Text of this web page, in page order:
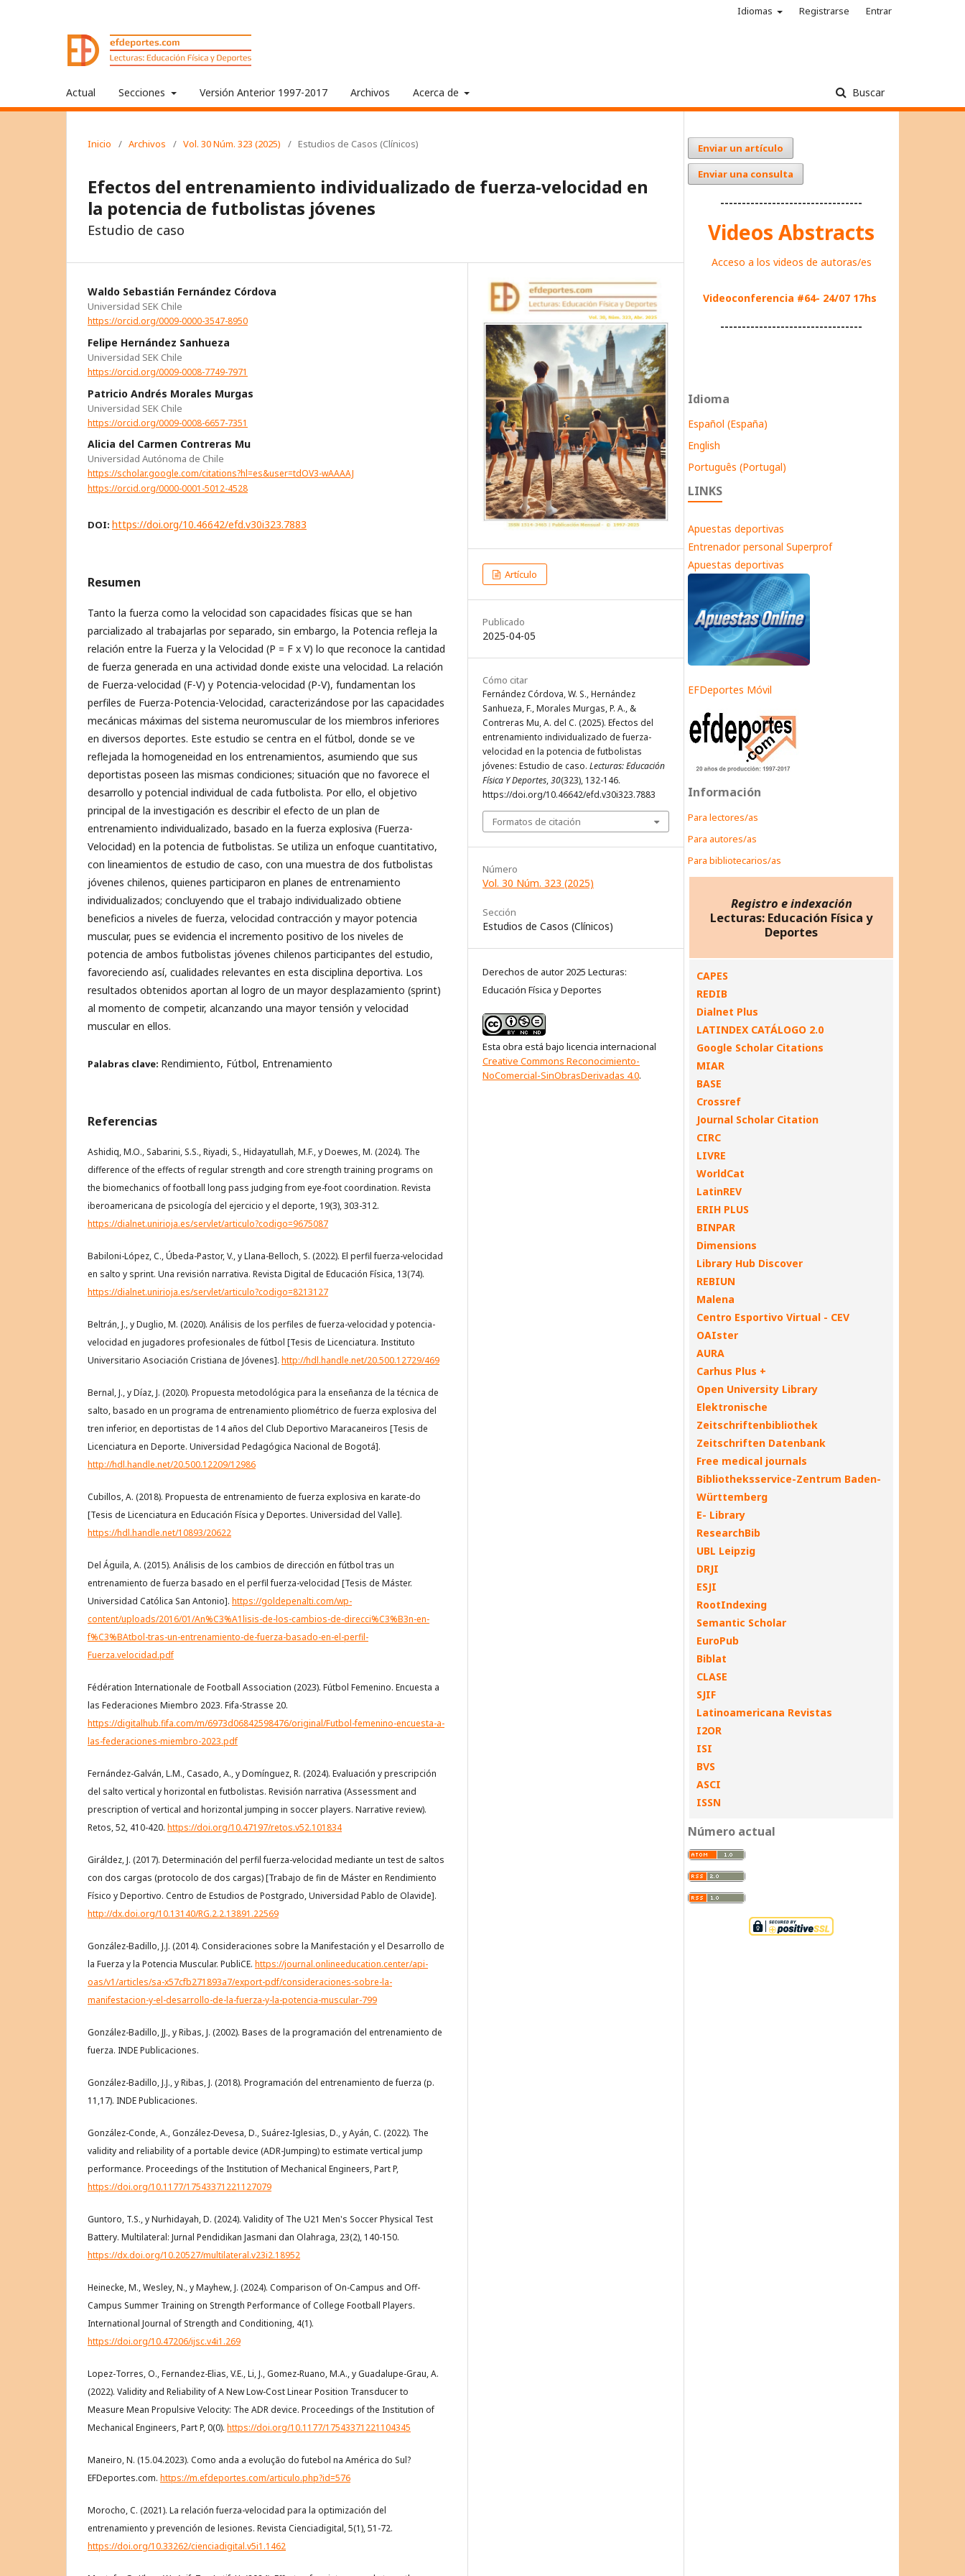
Actual Secciones Versión Anterior 1997-2017 Archivos Acerca de Buscar
Idiomas Registrarse Entrar
Inicio / Archivos / Vol. 30 Núm. 323 (2025) / Estudios de Casos (Clínicos)
Efectos del entrenamiento individualizado de fuerza-velocidad en
la potencia de futbolistas jóvenes
Estudio de caso
Waldo Sebastián Fernández Córdova
Universidad SEK Chile
https://orcid.org/0009-0000-3547-8950
Felipe Hernández Sanhueza
Universidad SEK Chile
https://orcid.org/0009-0008-7749-7971
Patricio Andrés Morales Murgas
Universidad SEK Chile
https://orcid.org/0009-0008-6657-7351
Alicia del Carmen Contreras Mu
Universidad Autónoma de Chile
https://scholar.google.com/citations?hl=es&user=tdOV3-wAAAAJ
https://orcid.org/0000-0001-5012-4528
DOI: https://doi.org/10.46642/efd.v30i323.7883
Resumen
Tanto la fuerza como la velocidad son capacidades físicas que se han
parcializado al trabajarlas por separado, sin embargo, la Potencia refleja la
relación entre la Fuerza y la Velocidad (P = F x V) lo que reconoce la cantidad
de fuerza generada en una actividad donde existe una velocidad. La relación
de Fuerza-velocidad (F-V) y Potencia-velocidad (P-V), fundamentan los
perfiles de Fuerza-Potencia-Velocidad, caracterizándose por las capacidades
mecánicas máximas del sistema neuromuscular de los miembros inferiores
en diversos deportes. Este estudio se centra en el fútbol, donde se ve
reflejada la homogeneidad en los entrenamientos, asumiendo que sus
deportistas poseen las mismas condiciones; situación que no favorece el
desarrollo y potencial individual de cada futbolista. Por ello, el objetivo
principal de la investigación es describir el efecto de un plan de
entrenamiento individualizado, basado en la fuerza explosiva (Fuerza-
Velocidad) en la potencia de futbolistas. Se utiliza un enfoque cuantitativo,
con lineamientos de estudio de caso, con una muestra de dos futbolistas
jóvenes chilenos, quienes participaron en planes de entrenamiento
individualizados; concluyendo que el trabajo individualizado obtiene
beneficios a niveles de fuerza, velocidad contracción y mayor potencia
muscular, pues se evidencia el incremento positivo de los niveles de
potencia de ambos futbolistas jóvenes chilenos participantes del estudio,
favoreciendo así, cualidades relevantes en esta disciplina deportiva. Los
resultados obtenidos aportan al logro de un mayor desplazamiento (sprint)
al momento de competir, alcanzando una mayor tensión y velocidad
muscular en ellos.
Palabras clave: Rendimiento, Fútbol, Entrenamiento
Referencias
Ashidiq, M.O., Sabarini, S.S., Riyadi, S., Hidayatullah, M.F., y Doewes, M. (2024). The
difference of the effects of regular strength and core strength training programs on
the biomechanics of football long pass judging from eye-foot coordination. Revista
iberoamericana de psicología del ejercicio y el deporte, 19(3), 303-312.
https://dialnet.unirioja.es/servlet/articulo?codigo=9675087
Babiloni-López, C., Úbeda-Pastor, V., y Llana-Belloch, S. (2022). El perfil fuerza-velocidad
en salto y sprint. Una revisión narrativa. Revista Digital de Educación Física, 13(74).
https://dialnet.unirioja.es/servlet/articulo?codigo=8213127
Beltrán, J., y Duglio, M. (2020). Análisis de los perfiles de fuerza-velocidad y potencia-
velocidad en jugadores profesionales de fútbol [Tesis de Licenciatura. Instituto
Universitario Asociación Cristiana de Jóvenes]. http://hdl.handle.net/20.500.12729/469
Bernal, J., y Díaz, J. (2020). Propuesta metodológica para la enseñanza de la técnica de
salto, basado en un programa de entrenamiento pliométrico de fuerza explosiva del
tren inferior, en deportistas de 14 años del Club Deportivo Maracaneiros [Tesis de
Licenciatura en Deporte. Universidad Pedagógica Nacional de Bogotá].
http://hdl.handle.net/20.500.12209/12986
Cubillos, A. (2018). Propuesta de entrenamiento de fuerza explosiva en karate-do
[Tesis de Licenciatura en Educación Física y Deportes. Universidad del Valle].
https://hdl.handle.net/10893/20622
Del Águila, A. (2015). Análisis de los cambios de dirección en fútbol tras un
entrenamiento de fuerza basado en el perfil fuerza-velocidad [Tesis de Máster.
Universidad Católica San Antonio]. https://goldepenalti.com/wp-
content/uploads/2016/01/An%C3%A1lisis-de-los-cambios-de-direcci%C3%B3n-en-
f%C3%BAtbol-tras-un-entrenamiento-de-fuerza-basado-en-el-perfil-
Fuerza.velocidad.pdf
Fédération Internationale de Football Association (2023). Fútbol Femenino. Encuesta a
las Federaciones Miembro 2023. Fifa-Strasse 20.
https://digitalhub.fifa.com/m/6973d06842598476/original/Futbol-femenino-encuesta-a-
las-federaciones-miembro-2023.pdf
Fernández-Galván, L.M., Casado, A., y Domínguez, R. (2024). Evaluación y prescripción
del salto vertical y horizontal en futbolistas. Revisión narrativa (Assessment and
prescription of vertical and horizontal jumping in soccer players. Narrative review).
Retos, 52, 410-420. https://doi.org/10.47197/retos.v52.101834
Giráldez, J. (2017). Determinación del perfil fuerza-velocidad mediante un test de saltos
con dos cargas (protocolo de dos cargas) [Trabajo de fin de Máster en Rendimiento
Físico y Deportivo. Centro de Estudios de Postgrado, Universidad Pablo de Olavide].
http://dx.doi.org/10.13140/RG.2.2.13891.22569
González-Badillo, J.J. (2014). Consideraciones sobre la Manifestación y el Desarrollo de
la Fuerza y la Potencia Muscular. PubliCE. https://journal.onlineeducation.center/api-
oas/v1/articles/sa-x57cfb271893a7/export-pdf/consideraciones-sobre-la-
manifestacion-y-el-desarrollo-de-la-fuerza-y-la-potencia-muscular-799
González-Badillo, JJ., y Ribas, J. (2002). Bases de la programación del entrenamiento de
fuerza. INDE Publicaciones.
González-Badillo, J.J., y Ribas, J. (2018). Programación del entrenamiento de fuerza (p.
11,17). INDE Publicaciones.
González-Conde, A., González-Devesa, D., Suárez-Iglesias, D., y Ayán, C. (2022). The
validity and reliability of a portable device (ADR-Jumping) to estimate vertical jump
performance. Proceedings of the Institution of Mechanical Engineers, Part P,
https://doi.org/10.1177/17543371221127079
Guntoro, T.S., y Nurhidayah, D. (2024). Validity of The U21 Men's Soccer Physical Test
Battery. Multilateral: Jurnal Pendidikan Jasmani dan Olahraga, 23(2), 140-150.
https://dx.doi.org/10.20527/multilateral.v23i2.18952
Heinecke, M., Wesley, N., y Mayhew, J. (2024). Comparison of On-Campus and Off-
Campus Summer Training on Strength Performance of College Football Players.
International Journal of Strength and Conditioning, 4(1).
https://doi.org/10.47206/ijsc.v4i1.269
Lopez-Torres, O., Fernandez-Elias, V.E., Li, J., Gomez-Ruano, M.A., y Guadalupe-Grau, A.
(2022). Validity and Reliability of A New Low-Cost Linear Position Transducer to
Measure Mean Propulsive Velocity: The ADR device. Proceedings of the Institution of
Mechanical Engineers, Part P, 0(0). https://doi.org/10.1177/17543371221104345
Maneiro, N. (15.04.2023). Como anda a evolução do futebol na América do Sul?
EFDeportes.com. https://m.efdeportes.com/articulo.php?id=576
Morocho, C. (2021). La relación fuerza-velocidad para la optimización del
entrenamiento y prevención de lesiones. Revista Cienciadigital, 5(1), 51-72.
https://doi.org/10.33262/cienciadigital.v5i1.1462
Artículo
Publicado
2025-04-05
Cómo citar
Fernández Córdova, W. S., Hernández
Sanhueza, F., Morales Murgas, P. A., &
Contreras Mu, A. del C. (2025). Efectos del
entrenamiento individualizado de fuerza-
velocidad en la potencia de futbolistas
jóvenes: Estudio de caso. Lecturas: Educación
Física Y Deportes,30(323), 132-146.
https://doi.org/10.46642/efd.v30i323.7883
Formatos de citación
Número
Vol. 30 Núm. 323 (2025)
Sección
Estudios de Casos (Clínicos)
Derechos de autor 2025 Lecturas:
Educación Física y Deportes
Esta obra está bajo licencia internacional
Creative Commons Reconocimiento-
NoComercial-SinObrasDerivadas 4.0.
Enviar un artículo
Enviar una consulta
---------------------------------
Videos Abstracts
Acceso a los videos de autoras/es
Videoconferencia #64- 24/07 17hs
---------------------------------
Idioma
Español (España)
English
Português (Portugal)
LINKS
Apuestas deportivas
Entrenador personal Superprof
Apuestas deportivas
EFDeportes Móvil
Información
Para lectores/as
Para autores/as
Para bibliotecarios/as
Registro e indexación
Lecturas: Educación Física y
Deportes
CAPES
REDIB
Dialnet Plus
LATINDEX CATÁLOGO 2.0
Google Scholar Citations
MIAR
BASE
Crossref
Journal Scholar Citation
CIRC
LIVRE
WorldCat
LatinREV
ERIH PLUS
BINPAR
Dimensions
Library Hub Discover
REBIUN
Malena
Centro Esportivo Virtual - CEV
OAIster
AURA
Carhus Plus +
Open University Library
Elektronische
Zeitschriftenbibliothek
Zeitschriften Datenbank
Free medical journals
Bibliotheksservice-Zentrum Baden-
Württemberg
E- Library
ResearchBib
UBL Leipzig
DRJI
ESJI
RootIndexing
Semantic Scholar
EuroPub
Biblat
CLASE
SJIF
Latinoamericana Revistas
I2OR
ISI
BVS
ASCI
ISSN
Número actual